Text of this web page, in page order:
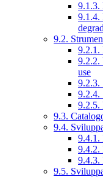
9.1.3.
9.1.4.
9.2.
9.2.1.
9.2.2.
use
9.2.3.
9.2.4.
9.2.5.
9.3.
9.4.
9.4.1.
9.4.2.
9.4.3.
9.5.